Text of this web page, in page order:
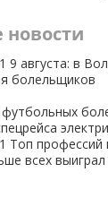
новости
9 августа: в
болельщиков
Топ профессий
всех